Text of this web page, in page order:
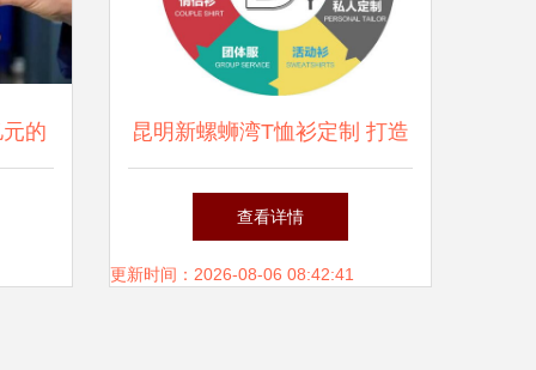
的 昆明新螺蛳湾T恤衫定制 打造
品牌形象的优质沃土
查看详情
更新时间：2026-08-06 08:42:41